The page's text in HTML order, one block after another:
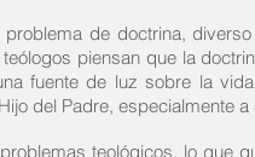
de doctrina,
piensan que la
fuente de luz sobre la
del Padre, especialmente
teológicos, lo que